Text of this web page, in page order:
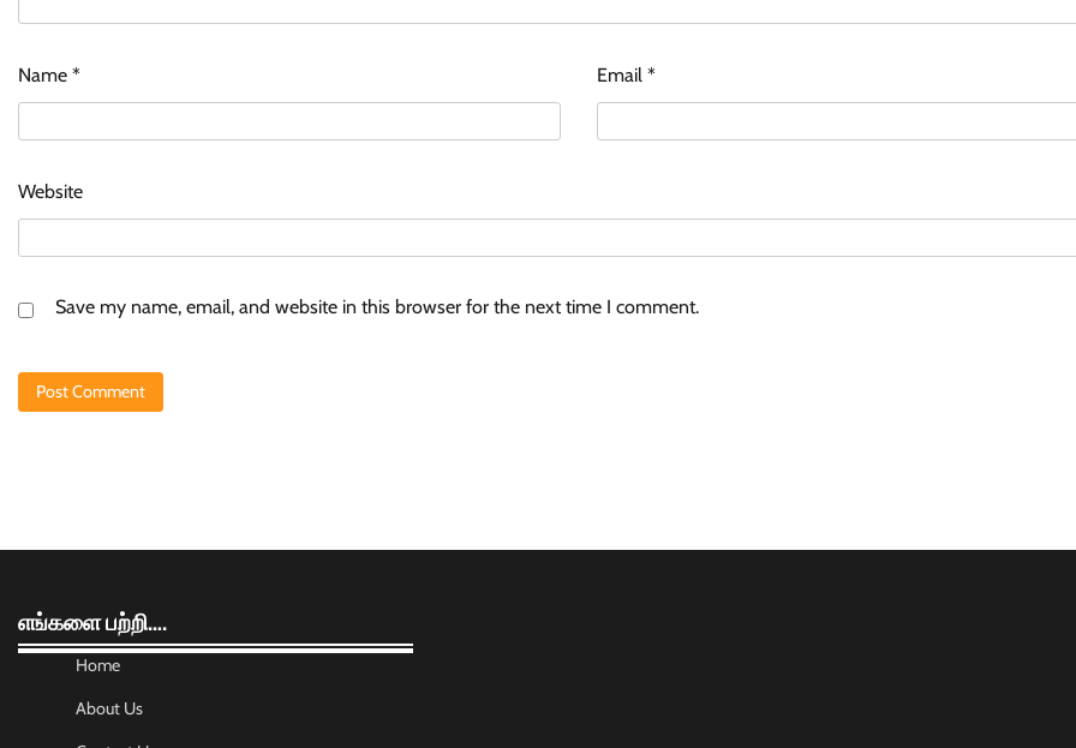
Name * Email*
Website
Save my name, email, and website in this browser for the next time I comment.
எங்களை பற்றி….
Home
About Us